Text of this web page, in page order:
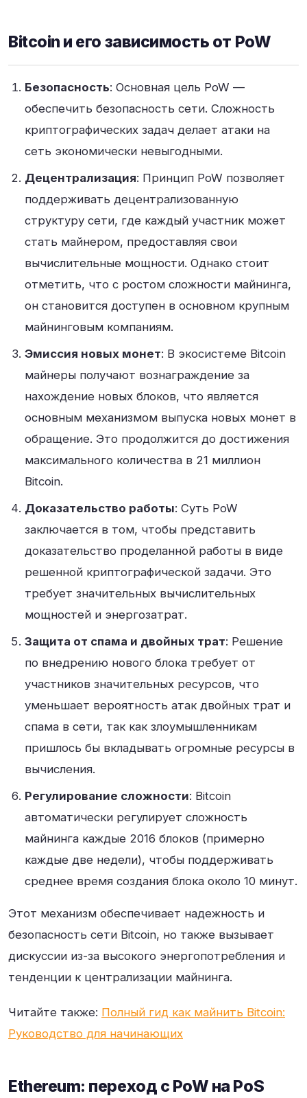
Bitcoin и его зависимость от PoW
Безопасность: Основная цель PoW —
обеспечить безопасность сети. Сложность
криптографических задач делает атаки на
сеть экономически невыгодными.
Децентрализация: Принцип PoW позволяет
поддерживать децентрализованную
структуру сети, где каждый участник может
стать майнером, предоставляя свои
вычислительные мощности. Однако стоит
отметить, что с ростом сложности майнинга,
он становится доступен в основном крупным
майнинговым компаниям.
Эмиссия новых монет: В экосистеме Bitcoin
майнеры получают вознаграждение за
нахождение новых блоков, что является
основным механизмом выпуска новых монет в
обращение. Это продолжится до достижения
максимального количества в 21 миллион
Bitcoin.
Доказательство работы: Суть PoW
заключается в том, чтобы представить
доказательство проделанной работы в виде
решенной криптографической задачи. Это
требует значительных вычислительных
мощностей и энергозатрат.
Защита от спама и двойных трат: Решение
по внедрению нового блока требует от
участников значительных ресурсов, что
уменьшает вероятность атак двойных трат и
спама в сети, так как злоумышленникам
пришлось бы вкладывать огромные ресурсы в
вычисления.
Регулирование сложности: Bitcoin
автоматически регулирует сложность
майнинга каждые 2016 блоков (примерно
каждые две недели), чтобы поддерживать
среднее время создания блока около 10 минут.
Этот механизм обеспечивает надежность и
безопасность сети Bitcoin, но также вызывает
дискуссии из-за высокого энергопотребления и
тенденции к централизации майнинга.
Читайте также: Полный гид как майнить Bitcoin:
Руководство для начинающих
Ethereum: переход с PoW на PoS